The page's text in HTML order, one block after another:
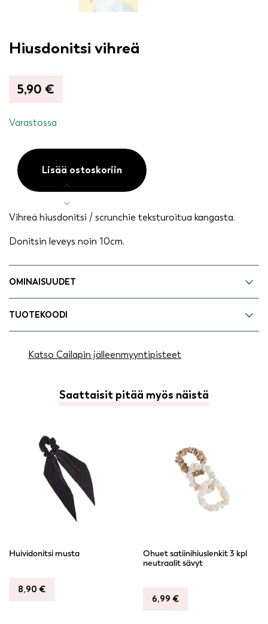
Hiusdonitsi vihreä
5,90 €
Varastossa
Hiusdonitsi
vihreä
Lisää ostoskoriin
Vihreä hiusdonitsi / scrunchie teksturoitua kangasta.
Donitsin leveys noin 10cm.
OMINAISUUDET
TUOTEKOODI
Katso Cailapin jälleenmyyntipisteet
Saattaisit pitää myös näistä
Huividonitsi musta
8,90 €
Ohuet satiinihiuslenkit 3 kpl
neutraalit sävyt
6,99 €